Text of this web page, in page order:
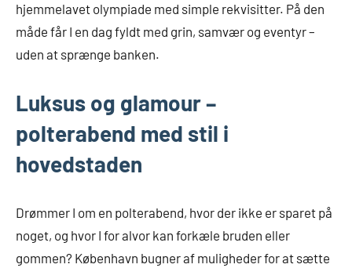
hjemmelavet olympiade med simple rekvisitter. På den
måde får I en dag fyldt med grin, samvær og eventyr –
uden at sprænge banken.
Luksus og glamour –
polterabend med stil i
hovedstaden
Drømmer I om en polterabend, hvor der ikke er sparet på
noget, og hvor I for alvor kan forkæle bruden eller
gommen? København bugner af muligheder for at sætte